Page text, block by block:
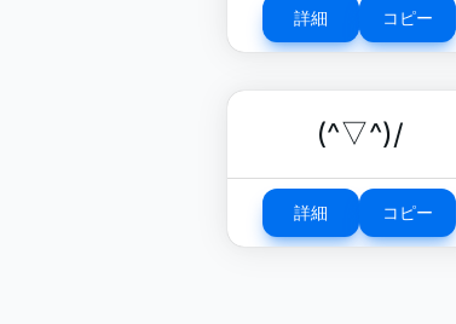
詳細 コピー
(^▽^)/
詳細 コピー